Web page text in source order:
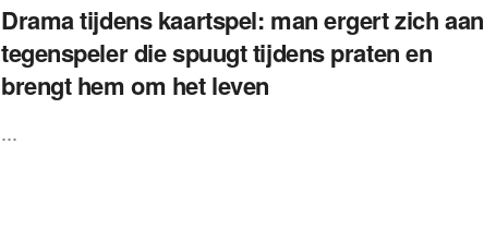
Drama tijdens kaartspel: man ergert zich aan
tegenspeler die spuugt tijdens praten en
brengt hem om het leven
...